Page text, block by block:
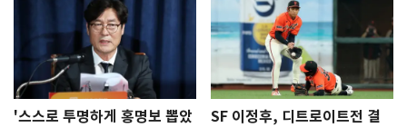
'스스로 투명하게 홍명보 뽑았
SF 이정후, 디트로이트전 결